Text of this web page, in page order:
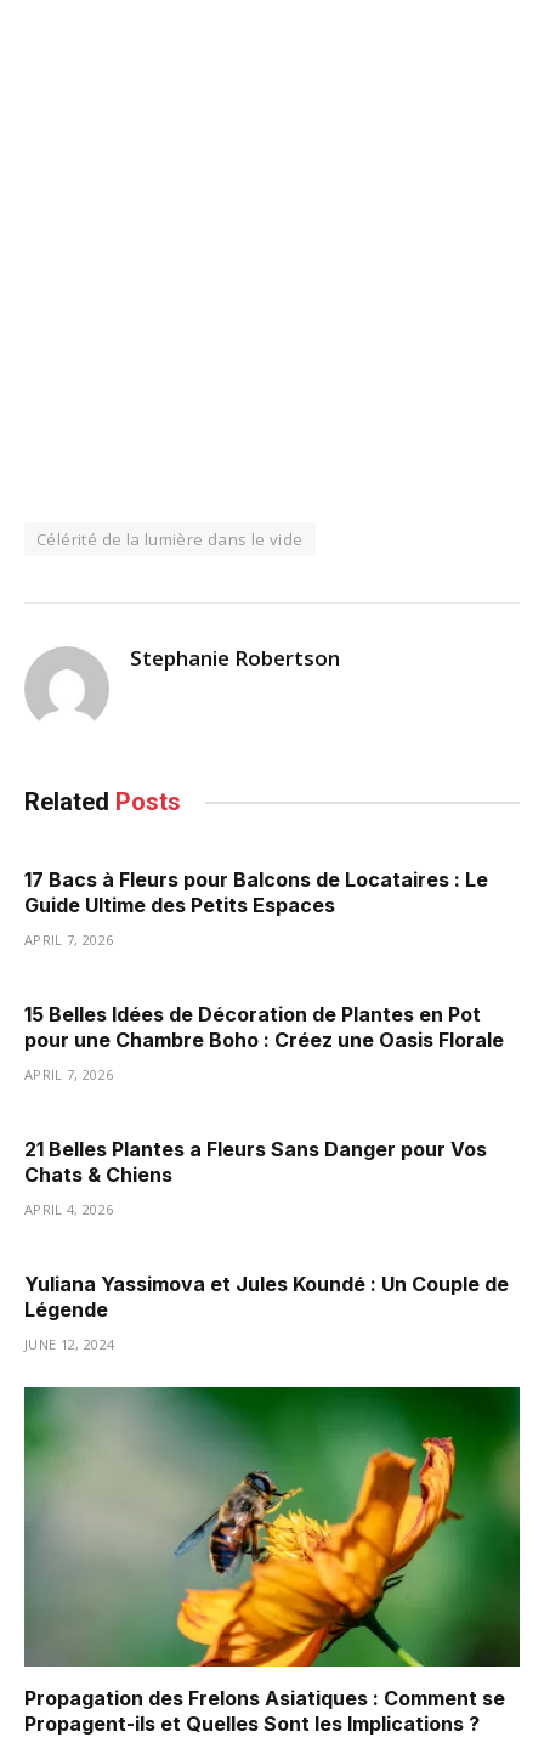
Célérité de la lumière dans le vide
Stephanie Robertson
Related Posts
17 Bacs à Fleurs pour Balcons de Locataires : Le
Guide Ultime des Petits Espaces
APRIL 7, 2026
15 Belles Idées de Décoration de Plantes en Pot
pour une Chambre Boho : Créez une Oasis Florale
APRIL 7, 2026
21 Belles Plantes a Fleurs Sans Danger pour Vos
Chats & Chiens
APRIL 4, 2026
Yuliana Yassimova et Jules Koundé : Un Couple de
Légende
JUNE 12, 2024
Propagation des Frelons Asiatiques : Comment se
Propagent-ils et Quelles Sont les Implications ?